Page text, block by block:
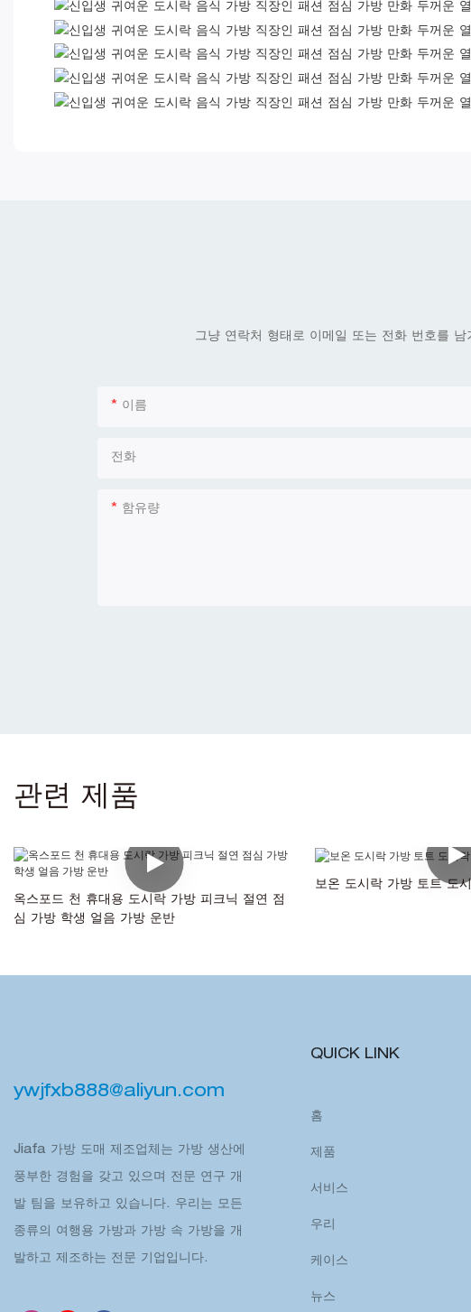
그냥 연락처 형태로 이메일 또는 전화 번호를
이름
전화
함유량
관련 제품
옥스포드 천 휴대용 도시락 가방 피크닉 절연 점
심 가방 학생 얼음 가방 운반
보온 도시락 가방 토트 도
ywjfxb888@aliyun.com
Jiafa 가방 도매 제조업체는 가방 생산에
풍부한 경험을 갖고 있으며 전문 연구 개
발 팀을 보유하고 있습니다. 우리는 모든
종류의 여행용 가방과 가방 속 가방을 개
발하고 제조하는 전문 기업입니다.
QUICK LINK
홈
제품
서비스
우리
케이스
뉴스